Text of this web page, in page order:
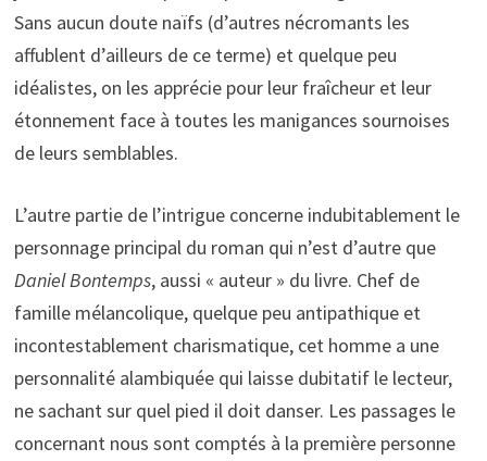
Sans aucun doute naïfs (d’autres nécromants les
affublent d’ailleurs de ce terme) et quelque peu
idéalistes, on les apprécie pour leur fraîcheur et leur
étonnement face à toutes les manigances sournoises
de leurs semblables.
L’autre partie de l’intrigue concerne indubitablement le
personnage principal du roman qui n’est d’autre que
Daniel Bontemps, aussi « auteur » du livre. Chef de
famille mélancolique, quelque peu antipathique et
incontestablement charismatique, cet homme a une
personnalité alambiquée qui laisse dubitatif le lecteur,
ne sachant sur quel pied il doit danser. Les passages le
concernant nous sont comptés à la première personne